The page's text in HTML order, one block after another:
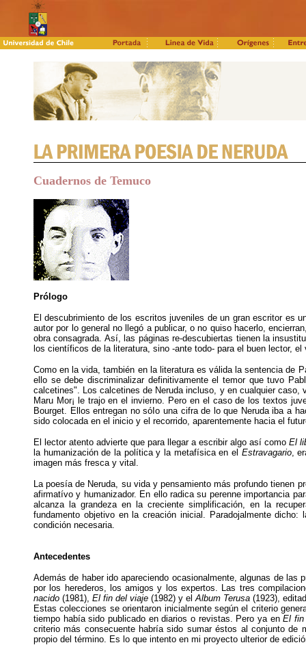
Cuadernos de Temuco
Prólogo
El descubrimiento de los escritos juveniles de un gran escritor es
autor por lo general no llegó a publicar, o no quiso hacerlo,
obra consagrada. Así, las páginas re-descubiertas tienen la
los científicos de la literatura, sino -ante todo- para el buen lector, el
Como en la vida, también en la literatura es válida la sentencia de
ello se debe discriminalizar definitivamente el temor que tuvo
calcetines". Los calcetines de Neruda incluso, y en cualquier
Maru Mor¡ le trajo en el invierno. Pero en el caso de los textos
Bourget. Ellos entregan no sóIo una cifra de lo que Neruda iba a
sido colocada en el inicio y el recorrido, aparentemente hacia el
El lector atento advierte que para llegar a escribir algo así como El
la humanización de la política y la metafísica en el Estravagario,
imagen más fresca y vital.
La poesía de Neruda, su vida y pensamiento más profundo tienen
afirmatívo y humanizador. En ello radica su perenne importancia
alcanza la grandeza en la creciente simplificación, en la
fundamento objetivo en la creación inicial. Paradojalmente
condición necesaria.
Antecedentes
Además de haber ido apareciendo ocasionalmente, algunas de las
por los herederos, los amigos y los expertos. Las tres
nacido (1981), El fin del viaje (1982) y elAlbum Terusa (1923),
Estas colecciones se orientaron inicialmente según el criterio
tiempo había sido publicado en diarios o revistas. Pero ya enEl fin
criterio más consecuente habría sido sumar éstos al conjunto
propio del término. Es lo que intento en mi proyecto ulterior de